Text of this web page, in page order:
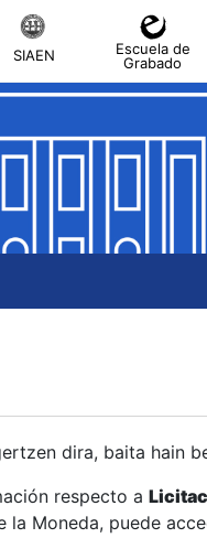
SIAEN
Escuela de
Grabado
dira, baita hain
respecto a
Moneda, puede